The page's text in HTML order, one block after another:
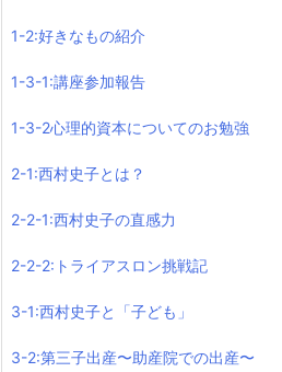
1-2:好きなもの紹介
1-3-1:講座参加報告
1-3-2心理的資本についてのお勉強
2-1:西村史子とは？
2-2-1:西村史子の直感力
2-2-2:トライアスロン挑戦記
3-1:西村史子と「子ども」
3-2:第三子出産〜助産院での出産〜